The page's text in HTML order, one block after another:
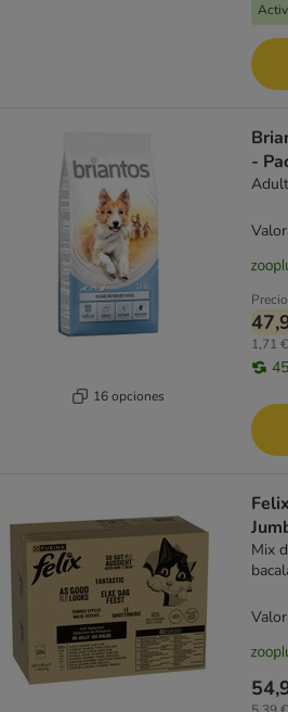
16 opciones
-
1,71
Mix